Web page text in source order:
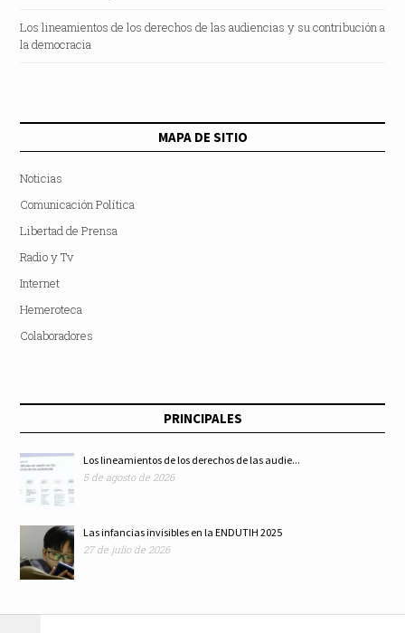
Los lineamientos de los derechos de las audiencias y su contribución a
la democracia
MAPA DE SITIO
Noticias
Comunicación Política
Libertad de Prensa
Radio y Tv
Internet
Hemeroteca
Colaboradores
PRINCIPALES
Los lineamientos de los derechos de las audie...
5 de agosto de 2026
Las infancias invisibles en la ENDUTIH 2025
27 de julio de 2026